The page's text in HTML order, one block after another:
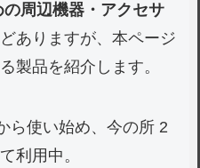
周辺機器・アクセサ
ありますが、本ページ
製品を紹介します。
ら使い始め、今の所 2
利用中。